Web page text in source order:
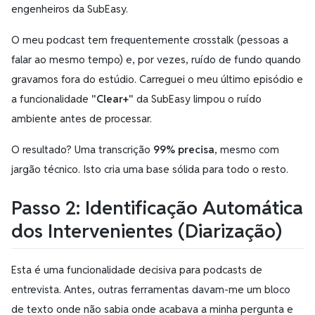
engenheiros da SubEasy.
O meu podcast tem frequentemente crosstalk (pessoas a
falar ao mesmo tempo) e, por vezes, ruído de fundo quando
gravamos fora do estúdio. Carreguei o meu último episódio e
a funcionalidade "Clear+" da SubEasy limpou o ruído
ambiente antes de processar.
O resultado? Uma transcrição 99% precisa, mesmo com
jargão técnico. Isto cria uma base sólida para todo o resto.
Passo 2: Identificação Automática
dos Intervenientes (Diarização)
Esta é uma funcionalidade decisiva para podcasts de
entrevista. Antes, outras ferramentas davam-me um bloco
de texto onde não sabia onde acabava a minha pergunta e